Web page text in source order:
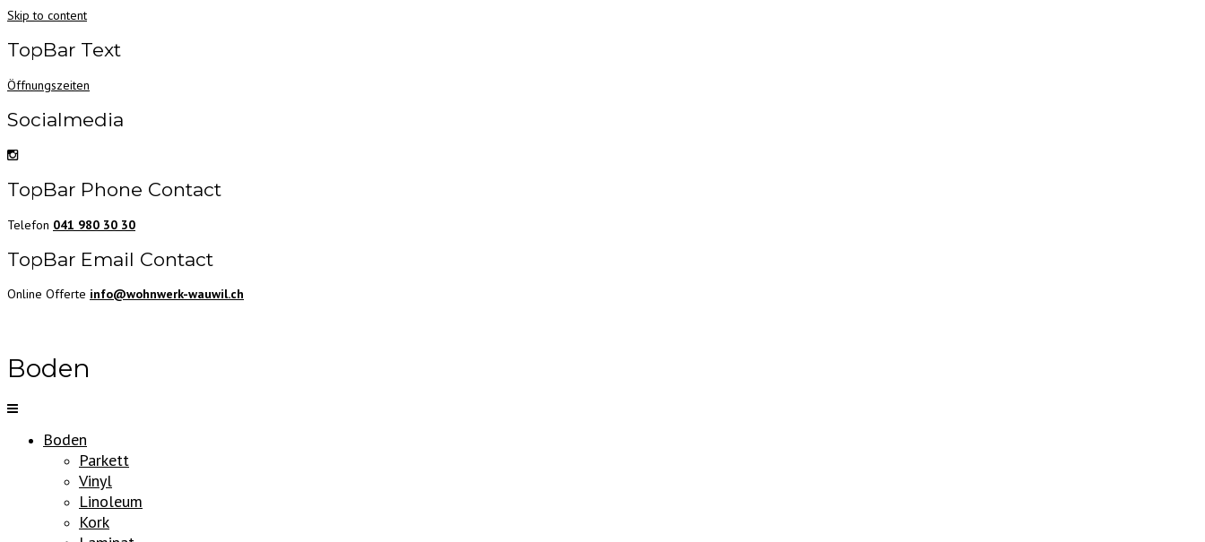
Skip to content
TopBar Text
Öffnungszeiten
Socialmedia
TopBar Phone Contact
Telefon 041 980 30 30
TopBar Email Contact
Online Offerte info@wohnwerk-wauwil.ch
Boden
Boden
Parkett
Vinyl
Linoleum
Kork